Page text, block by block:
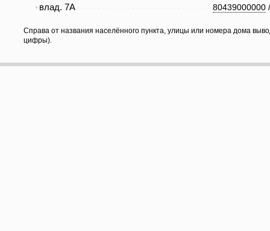
80439000000
влад. 7А
Справа от названия населённого пункта, улицы или номера дома
цифры).